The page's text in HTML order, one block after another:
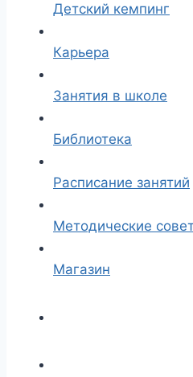
Детский кемпинг
Карьера
Занятия в школе
Библиотека
Расписание занятий
Методические
Магазин